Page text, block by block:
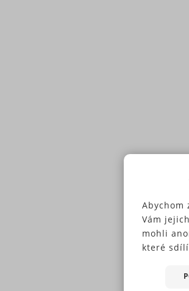
Vám
mohli
které
soubory,